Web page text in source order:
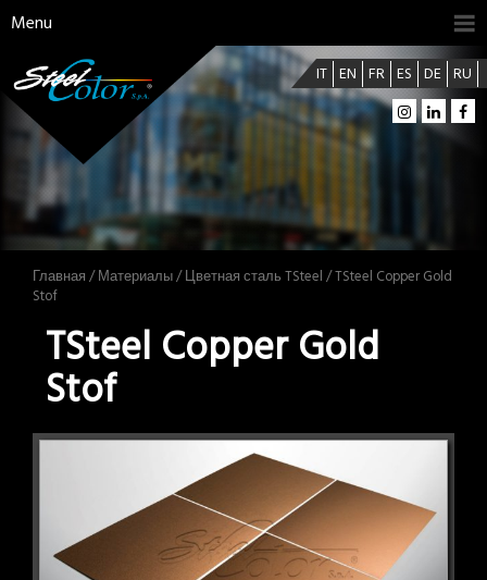
Menu
IT EN FR ES DE RU
Главная /Материалы/Цветная сталь TSteel / TSteel Copper Gold
Stof
TSteel Copper Gold
Stof